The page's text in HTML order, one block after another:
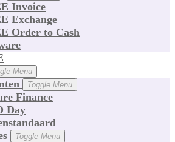
Invoice
Exchange
Order to Cash
Menu
Toggle Menu
Finance
Day
Toggle Menu